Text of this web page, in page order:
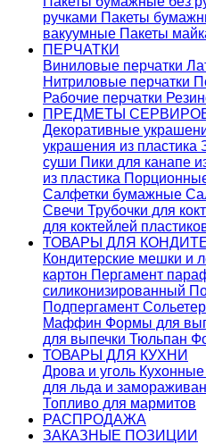
ручками Пакеты
вакуумные Пакеты
ПЕРЧАТКИ
Виниловые перчатки
Нитриловые перчатки
Рабочие перчатки
ПРЕДМЕТЫ
Декоративные
украшения из пластика
суши Пики для канапе
из пластика
Салфетки бумажные
Свечи Трубочки для
для коктейлей
ТОВАРЫ ДЛЯ
Кондитерские мешки и
картон Пергамент
силиконизированный
Подпергамент
Маффин Формы для
для выпечки Тюльпан
ТОВАРЫ ДЛЯ КУХНИ
Дрова и уголь
для льда и
Топливо для мармитов
РАСПРОДАЖА
ЗАКАЗНЫЕ ПОЗИЦИИ